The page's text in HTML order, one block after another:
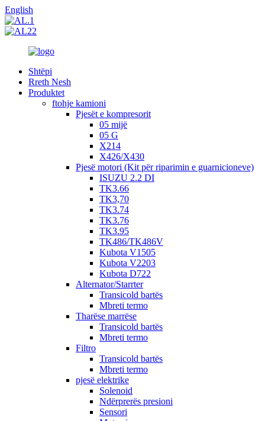
English
Shtëpi
Rreth Nesh
Produktet
ftohje kamioni
Pjesët e kompresorit
05 mijë
05 G
X214
X426/X430
Pjesë motori (Kit për riparimin e guarnicioneve)
ISUZU 2.2 DI
TK3.66
TK3,70
TK3.74
TK3.76
TK3.95
TK486/TK486V
Kubota V1505
Kubota V2203
Kubota D722
Alternator/Starrter
Transicold bartës
Mbreti termo
Tharëse marrëse
Transicold bartës
Mbreti termo
Filtro
Transicold bartës
Mbreti termo
pjesë elektrike
Solenoid
Ndërprerës presioni
Sensori